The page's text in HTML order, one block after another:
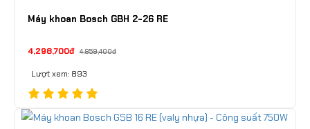
Máy khoan Bosch GBH 2-26 RE
4,298,700đ 4,859,400đ
Lượt xem: 893